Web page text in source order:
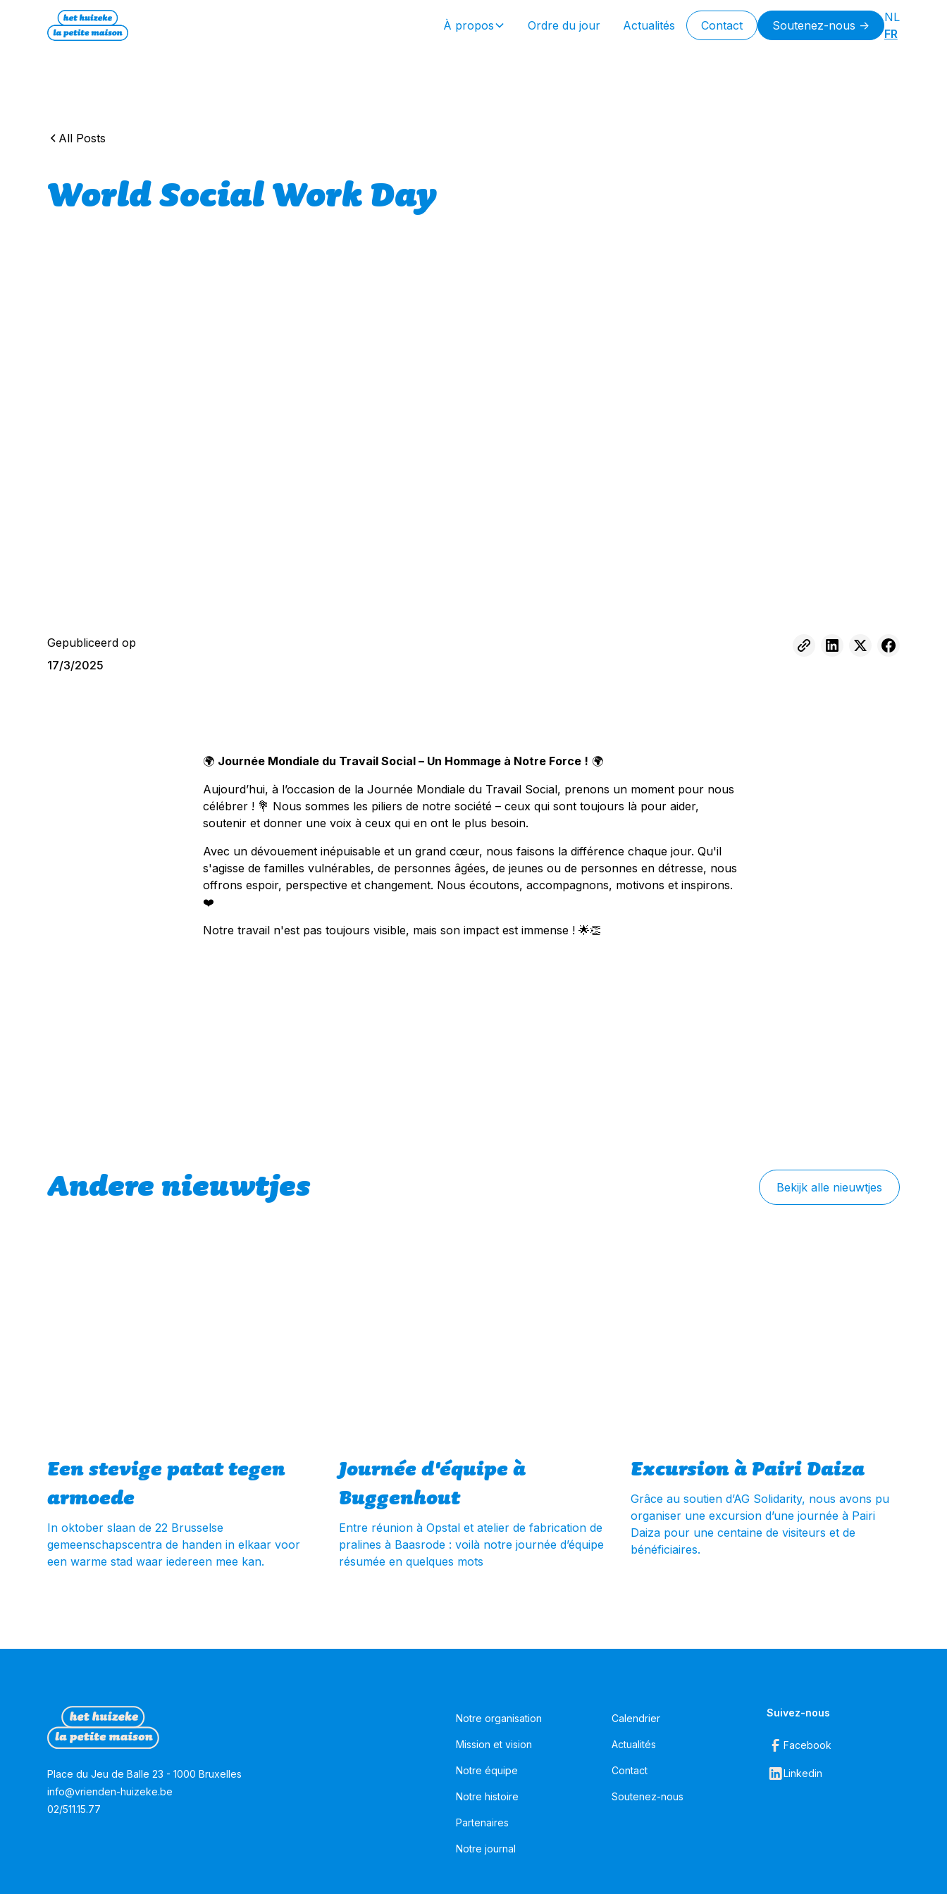
À propos Ordre du jour Actualités Contact Soutenez-nous ->
NL
FR
All Posts
World Social Work Day
Gepubliceerd op
17/3/2025
🌍 Journée Mondiale du Travail Social – Un Hommage à Notre Force ! 🌍
Aujourd’hui, à l’occasion de la Journée Mondiale du Travail Social, prenons un moment pour nous
célébrer ! 💐 Nous sommes les piliers de notre société – ceux qui sont toujours là pour aider,
soutenir et donner une voix à ceux qui en ont le plus besoin.
Avec un dévouement inépuisable et un grand cœur, nous faisons la différence chaque jour. Qu'il
s'agisse de familles vulnérables, de personnes âgées, de jeunes ou de personnes en détresse, nous
offrons espoir, perspective et changement. Nous écoutons, accompagnons, motivons et inspirons.
❤️
Notre travail n'est pas toujours visible, mais son impact est immense ! 🌟👏
Andere nieuwtjes Bekijk alle nieuwtjes
Een stevige patat tegen
armoede
In oktober slaan de 22 Brusselse
gemeenschapscentra de handen in elkaar voor
een warme stad waar iedereen mee kan.
Journée d'équipe à
Buggenhout
Entre réunion à Opstal et atelier de fabrication de
pralines à Baasrode : voilà notre journée d’équipe
résumée en quelques mots
Excursion à Pairi Daiza
Grâce au soutien d’AG Solidarity, nous avons pu
organiser une excursion d’une journée à Pairi
Daiza pour une centaine de visiteurs et de
bénéficiaires.
Place du Jeu de Balle 23 - 1000 Bruxelles
info@vrienden-huizeke.be
02/511.15.77
Notre organisation
Mission et vision
Notre équipe
Notre histoire
Partenaires
Notre journal
Calendrier
Actualités
Contact
Soutenez-nous
Suivez-nous
Facebook
Linkedin